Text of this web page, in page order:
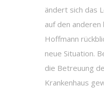
ändert sich das
auf den anderen
Hoffmann
neue Situation.
die Betreuung
Krankenhaus